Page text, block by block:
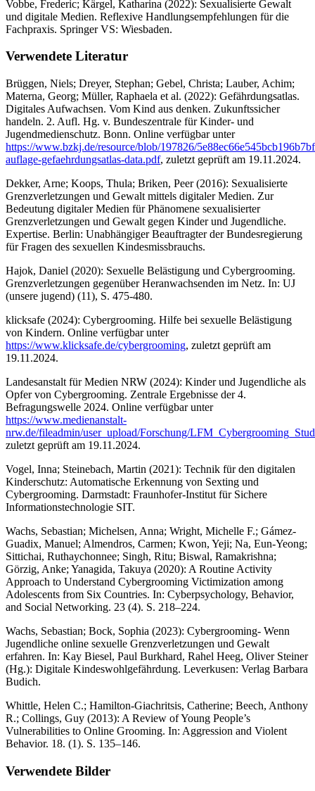
Vobbe, Frederic; Kärgel, Katharina (2022): Sexualisierte Gewalt
und digitale Medien. Reflexive Handlungsempfehlungen für die
Fachpraxis. Springer VS: Wiesbaden.
Verwendete Literatur
Brüggen, Niels; Dreyer, Stephan; Gebel, Christa; Lauber, Achim;
Materna, Georg; Müller, Raphaela et al. (2022): Gefährdungsatlas.
Digitales Aufwachsen. Vom Kind aus denken. Zukunftssicher
handeln. 2. Aufl. Hg. v. Bundeszentrale für Kinder- und
Jugendmedienschutz. Bonn. Online verfügbar unter
https://www.bzkj.de/resource/blob/197826/
auflage-gefaehrdungsatlas-data.pdf, zuletzt geprüft am 19.11.2024.
Dekker, Arne; Koops, Thula; Briken, Peer (2016): Sexualisierte
Grenzverletzungen und Gewalt mittels digitaler Medien. Zur
Bedeutung digitaler Medien für Phänomene sexualisierter
Grenzverletzungen und Gewalt gegen Kinder und Jugendliche.
Expertise. Berlin: Unabhängiger Beauftragter der Bundesregierung
für Fragen des sexuellen Kindesmissbrauchs.
Hajok, Daniel (2020): Sexuelle Belästigung und Cybergrooming.
Grenzverletzungen gegenüber Heranwachsenden im Netz. In: UJ
(unsere jugend) (11), S. 475-480.
klicksafe (2024): Cybergrooming. Hilfe bei sexuelle Belästigung
von Kindern. Online verfügbar unter
https://www.klicksafe.de/cybergrooming, zuletzt geprüft am
19.11.2024.
Landesanstalt für Medien NRW (2024): Kinder und Jugendliche als
Opfer von Cybergrooming. Zentrale Ergebnisse der 4.
Befragungswelle 2024. Online verfügbar unter
https://www.medienanstalt-
nrw.de/fileadmin/user_upload/Forschung/
zuletzt geprüft am 19.11.2024.
Vogel, Inna; Steinebach, Martin (2021): Technik für den digitalen
Kinderschutz: Automatische Erkennung von Sexting und
Cybergrooming. Darmstadt: Fraunhofer-Institut für Sichere
Informationstechnologie SIT.
Wachs, Sebastian; Michelsen, Anna; Wright, Michelle F.; Gámez-
Guadix, Manuel; Almendros, Carmen; Kwon, Yeji; Na, Eun-Yeong;
Sittichai, Ruthaychonnee; Singh, Ritu; Biswal, Ramakrishna;
Görzig, Anke; Yanagida, Takuya (2020): A Routine Activity
Approach to Understand Cybergrooming Victimization among
Adolescents from Six Countries. In: Cyberpsychology, Behavior,
and Social Networking. 23 (4). S. 218–224.
Wachs, Sebastian; Bock, Sophia (2023): Cybergrooming- Wenn
Jugendliche online sexuelle Grenzverletzungen und Gewalt
erfahren. In: Kay Biesel, Paul Burkhard, Rahel Heeg, Oliver Steiner
(Hg.): Digitale Kindeswohlgefährdung. Leverkusen: Verlag Barbara
Budich.
Whittle, Helen C.; Hamilton-Giachritsis, Catherine; Beech, Anthony
R.; Collings, Guy (2013): A Review of Young People’s
Vulnerabilities to Online Grooming. In: Aggression and Violent
Behavior. 18. (1). S. 135–146.
Verwendete Bilder